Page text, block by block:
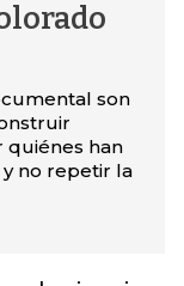
son
quiénes han
no repetir la